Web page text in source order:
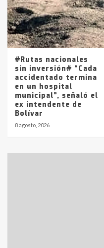
5
Los
La Pampa,
entre 857 a
#Rutas nacionales
sin inversión# “Cada
accidentado termina
en un hospital
municipal”, señaló el
ex intendente de
Bolívar
8 agosto, 2026